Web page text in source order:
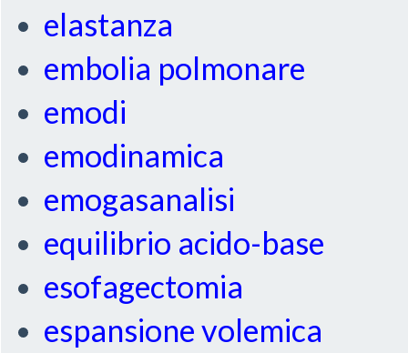
elastanza
embolia polmonare
emodi
emodinamica
emogasanalisi
equilibrio acido-base
esofagectomia
espansione volemica